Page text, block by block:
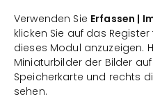
Verwenden Sie Erfassen |
klicken Sie auf das
dieses Modul anzuzeigen.
Miniaturbilder der Bilder
Speicherkarte und rechts
sehen.